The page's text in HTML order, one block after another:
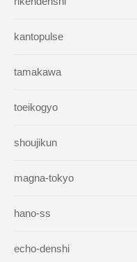
kantopulse
tamakawa
toeikogyo
shoujikun
magna-tokyo
hano-ss
echo-denshi